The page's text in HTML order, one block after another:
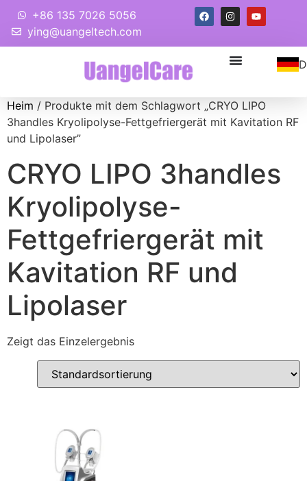
+86 135 7026 5056
ying@uangeltech.com
Heim / Produkte mit dem Schlagwort „CRYO LIPO
3handles Kryolipolyse-Fettgefriergerät mit Kavitation RF
und Lipolaser”
CRYO LIPO 3handles
Kryolipolyse-
Fettgefriergerät mit
Kavitation RF und
Lipolaser
Zeigt das Einzelergebnis